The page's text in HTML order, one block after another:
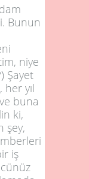
Bunun
niye
Şayet
yıl
buna
ki,
şey,
iş